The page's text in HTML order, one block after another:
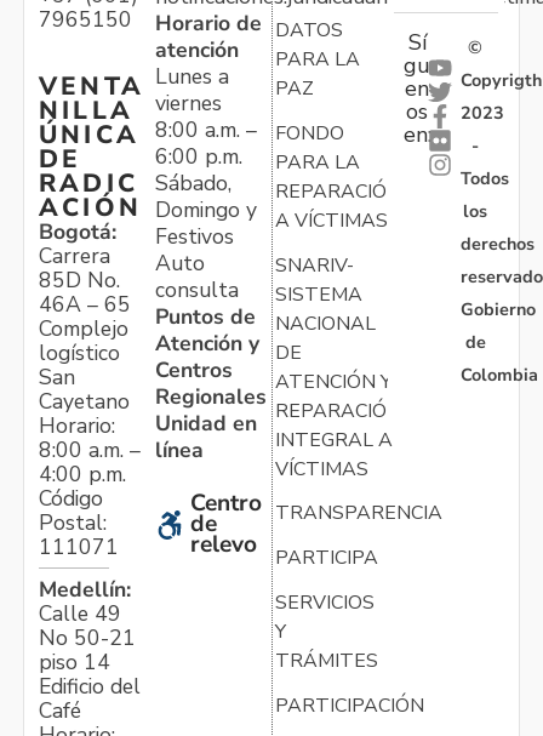
7965150
VENTA
NILLA
ÚNICA
DE
RADIC
ACIÓN
Bogotá:
Carrera
85D No.
46A – 65
Complejo
logístico
San
Cayetano
Horario:
8:00 a.m. –
4:00 p.m.
Código
Postal:
111071
Medellín:
Calle 49
No 50-21
piso 14
Edificio del
Café
Horario de
atención
Lunes a
viernes
8:00 a.m. –
6:00 p.m.
Sábado,
Domingo y
Festivos
Auto
consulta
Puntos de
Atención y
Centros
Regionales
Unidad en
línea
Centro
de
relevo
DATOS
PARA LA
PAZ
FONDO
PARA LA
REPARACIÓN
A VÍCTIMAS
SNARIV-
SISTEMA
NACIONAL
DE
ATENCIÓN Y
REPARACIÓN
INTEGRAL A
VÍCTIMAS
TRANSPARENCIA
PARTICIPA
SERVICIOS
Y
TRÁMITES
PARTICIPACIÓN
Sí
gu
en
os
en:
©
Copyrigth
2023
-
Todos
los
derechos
Gobierno
de
Colombia